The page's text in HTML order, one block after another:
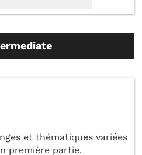
et thématiques variées
première partie.